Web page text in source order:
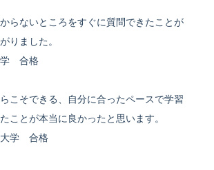
らないところをすぐに質問できたことが
りました。
学 合格
こそできる、自分に合ったペースで学習
ことが本当に良かったと思います。
大学 合格